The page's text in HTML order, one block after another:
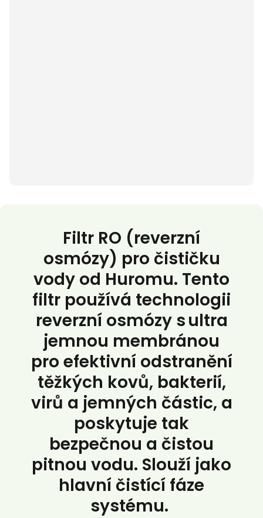
Filtr RO (reverzní
osmózy) pro čističku
vody od Huromu. Tento
filtr používá technologii
reverzní osmózy s ultra
jemnou membránou
pro efektivní odstranění
těžkých kovů, bakterií,
virů a jemných částic, a
poskytuje tak
bezpečnou a čistou
pitnou vodu. Slouží jako
hlavní čistící fáze
systému. ​